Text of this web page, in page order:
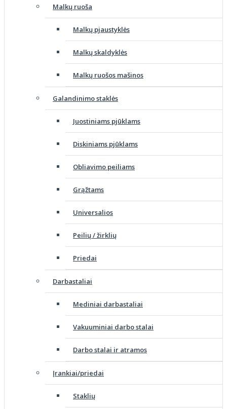
Malkų ruoša
Malkų pjaustyklės
Malkų skaldyklės
Malkų ruošos mašinos
Galandinimo staklės
Juostiniams pjūklams
Diskiniams pjūklams
Obliavimo peiliams
Grąžtams
Universalios
Peilių / žirklių
Priedai
Darbastaliai
Mediniai darbastaliai
Vakuuminiai darbo stalai
Darbo stalai ir atramos
Įrankiai/priedai
Staklių